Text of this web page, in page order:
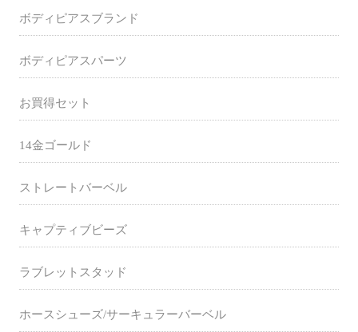
ボディピアスブランド
ボディピアスパーツ
お買得セット
14金ゴールド
ストレートバーベル
キャプティブビーズ
ラブレットスタッド
ホースシューズ/サーキュラーバーベル